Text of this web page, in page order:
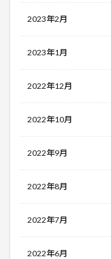
2023年2月
2023年1月
2022年12月
2022年10月
2022年9月
2022年8月
2022年7月
2022年6月